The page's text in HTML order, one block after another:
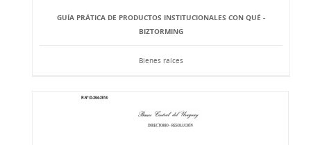
GUÍA PRÁTICA DE PRODUCTOS INSTITUCIONALES CON QUÉ -
BIZTORMING
Bienes raíces